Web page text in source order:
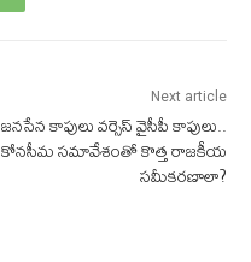
Next article
జనసేన కాపులు వర్సెస్ వైసీపీ కాపులు..
కోనసీమ సమావేశంతో కొత్త రాజకీయ
సమీకరణాలా?